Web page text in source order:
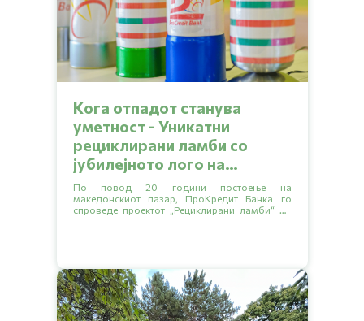
Kога отпадот станува
уметност - Уникатни
рециклирани ламби со
јубилејното лого на
ПроКредит Банка
По повод 20 години постоење на
македонскиот пазар, ПроКредит Банка го
спроведе проектот „Рециклирани ламби“ во